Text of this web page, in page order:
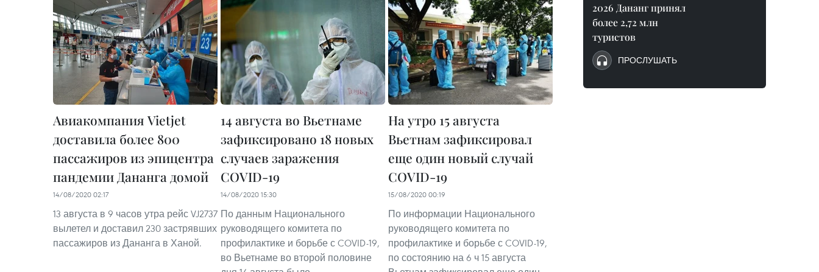
Авиакомпания Vietjet
доставила более 800
пассажиров из эпицентра
пандемии Дананга домой
14/08/2020 02:17
13 августа в 9 часов утра рейс VJ2737
вылетел и доставил 230 застрявших
пассажиров из Дананга в Ханой.
14 августа во Вьетнаме
зафиксировано 18 новых
случаев заражения
COVID-19
14/08/2020 15:30
По данным Национального
руководящего комитета по
профилактике и борьбе с COVID-19,
во Вьетнаме во второй половине
На утро 15 августа
Вьетнам зафиксировал
еще один новый случай
COVID-19
15/08/2020 00:19
По информации Национального
руководящего комитета по
профилактике и борьбе с COVID-19,
по состоянию на 6 ч 15 августа
2026 Дананг принял
более 2,72 млн
туристов
ПРОСЛУШАТЬ